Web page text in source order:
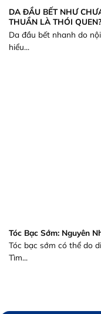
DA ĐẦU BẾT NHƯ
THUẦN LÀ THÓI QUEN?
Da đầu bết nhanh do
hiểu...
Tóc Bạc Sớm: Nguyên
Tóc bạc sớm có thể do
Tìm...